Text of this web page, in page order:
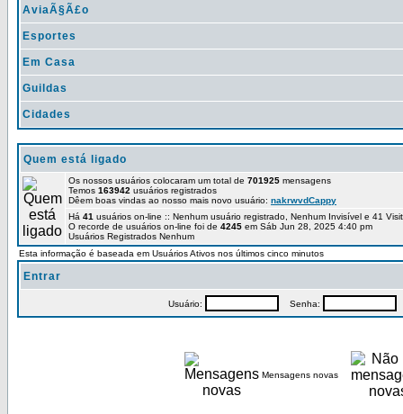
AviaÃ§Ã£o
Esportes
Em Casa
Guildas
Cidades
Quem está ligado
Os nossos usuários colocaram um total de 701925 mensagens
Temos 163942 usuários registrados
Dêem boas vindas ao nosso mais novo usuário: nakrwvdCappy
Há 41 usuários on-line :: Nenhum usuário registrado, Nenhum Invisível e 41
O recorde de usuários on-line foi de 4245 em Sáb Jun 28, 2025 4:40 pm
Usuários Registrados Nenhum
Esta informação é baseada em Usuários Ativos nos últimos cinco minutos
Entrar
Usuário: Senha:
Mensagens novas